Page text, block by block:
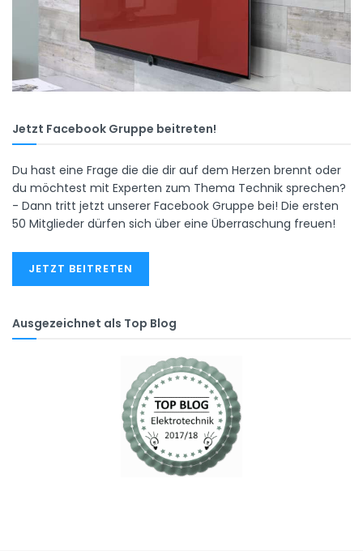
Jetzt Facebook Gruppe beitreten!
Du hast eine Frage die die dir auf dem Herzen brennt oder
du möchtest mit Experten zum Thema Technik sprechen?
- Dann tritt jetzt unserer Facebook Gruppe bei! Die ersten
50 Mitglieder dürfen sich über eine Überraschung freuen!
JETZT BEITRETEN
Ausgezeichnet als Top Blog